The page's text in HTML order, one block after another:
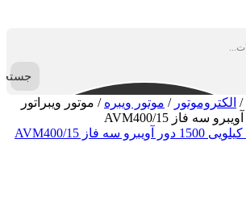
/ الکتروموتور / موتور ویبره / موتور ویبراتور